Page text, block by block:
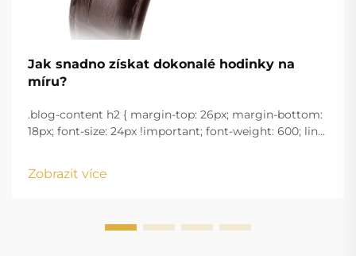
Jak snadno získat dokonalé hodinky na
míru?
.blog-content h2 { margin-top: 26px; margin-bottom:
18px; font-size: 24px !important; font-weight: 600; line-
w...
Zobrazit více